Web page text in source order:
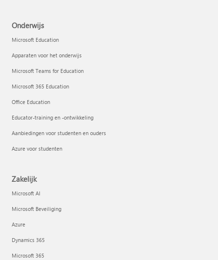
Onderwijs
Microsoft Education
Apparaten voor het onderwijs
Microsoft Teams for Education
Microsoft 365 Education
Office Education
Educator-training en -ontwikkeling
Aanbiedingen voor studenten en ouders
Azure voor studenten
Zakelijk
Microsoft AI
Microsoft Beveiliging
Azure
Dynamics 365
Microsoft 365